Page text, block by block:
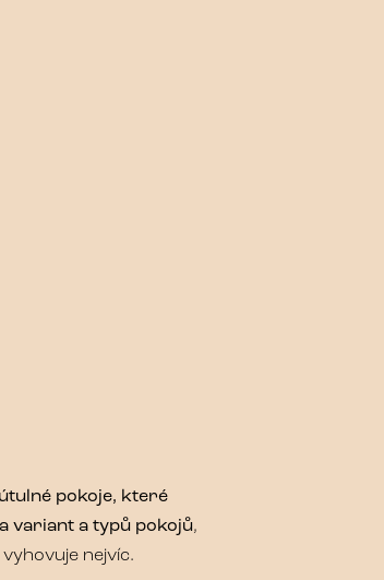
pokoje, které
variant a typů pokojů,
nejvíc.